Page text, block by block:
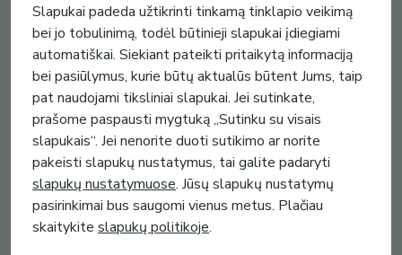
26.00€
Medinė telefonų dėžutė (30
skyrelių) su individualiu gravira...
Šakviečio kūrybinės dirbtuvės
43.00€
Dėžutė telefonams
MB Medžio meka
(3)
Slapukai padeda užtikrinti tinkamą tinklapio veikimą
bei jo tobulinimą, todėl būtinieji slapukai įdiegiami
automatiškai. Siekiant pateikti pritaikytą informaciją
bei pasiūlymus, kurie būtų aktualūs būtent Jums, taip
pat naudojami tiksliniai slapukai. Jei sutinkate,
prašome paspausti mygtuką „Sutinku su visais
slapukais“. Jei nenorite duoti sutikimo ar norite
pakeisti slapukų nustatymus, tai galite padaryti
slapukų nustatymuose. Jūsų slapukų nustatymų
pasirinkimai bus saugomi vienus metus. Plačiau
skaitykite slapukų politikoje.